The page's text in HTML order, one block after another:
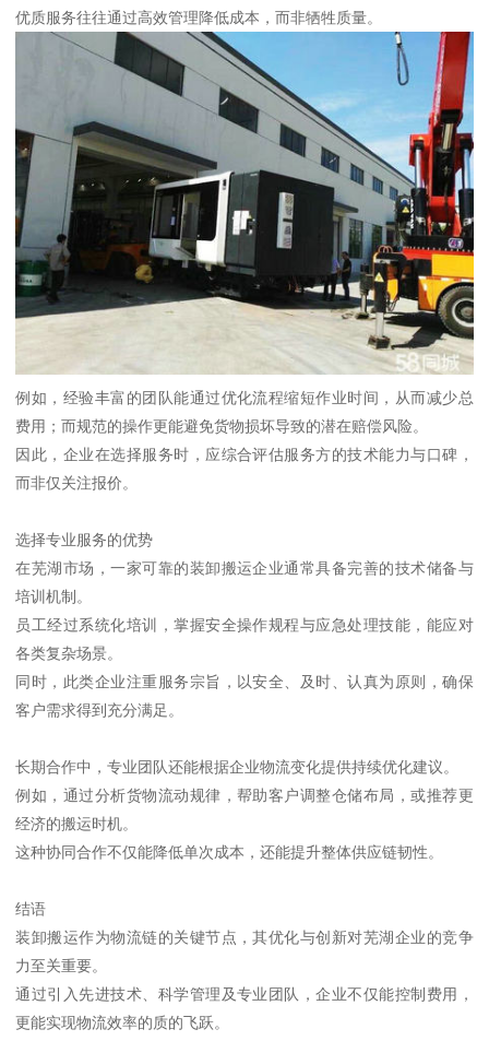
优质服务往往通过高效管理降低成本，而非牺牲质量。
例如，经验丰富的团队能通过优化流程缩短作业时间，从而减少总
费用；而规范的操作更能避免货物损坏导致的潜在赔偿风险。
因此，企业在选择服务时，应综合评估服务方的技术能力与口碑，
而非仅关注报价。
选择专业服务的优势
在芜湖市场，一家可靠的装卸搬运企业通常具备完善的技术储备与
培训机制。
员工经过系统化培训，掌握安全操作规程与应急处理技能，能应对
各类复杂场景。
同时，此类企业注重服务宗旨，以安全、及时、认真为原则，确保
客户需求得到充分满足。
长期合作中，专业团队还能根据企业物流变化提供持续优化建议。
例如，通过分析货物流动规律，帮助客户调整仓储布局，或推荐更
经济的搬运时机。
这种协同合作不仅能降低单次成本，还能提升整体供应链韧性。
结语
装卸搬运作为物流链的关键节点，其优化与创新对芜湖企业的竞争
力至关重要。
通过引入先进技术、科学管理及专业团队，企业不仅能控制费用，
更能实现物流效率的质的飞跃。